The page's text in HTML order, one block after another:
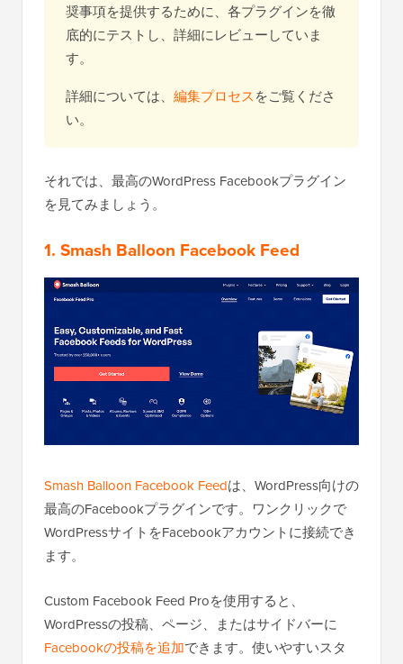
奨事項を提供するために、各プラグインを徹
底的にテストし、詳細にレビューしていま
す。
詳細については、 編集プロセスをご覧くださ
い。
それでは、最高のWordPress Facebookプラグイン
を見てみましょう。
1. Smash Balloon Facebook Feed
Smash Balloon Facebook Feedは、WordPress向けの
最高のFacebookプラグインです。ワンクリックで
WordPressサイトをFacebookアカウントに接続でき
ます。
Custom Facebook Feed Proを使用すると、
WordPressの投稿、ページ、またはサイドバーに
Facebookの投稿を追加できます。使いやすいスタ